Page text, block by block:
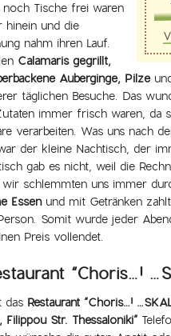
noch Tische frei waren
hinein und die
nahm ihren Lauf.
Calamaris gegrillt,
Auberginge, Pilze
täglichen Besuche. Das
immer frisch waren, da
verarbeiten. Was uns nach
der kleine Nachtisch, der
gab es nicht, weil die
schlemmten uns immer
Essenund mit Getränken
Somit wurde jeder
Preis vollendet.
“Choris…!
das Restaurant “Choris…!
Filippou Str. Thessaloniki”